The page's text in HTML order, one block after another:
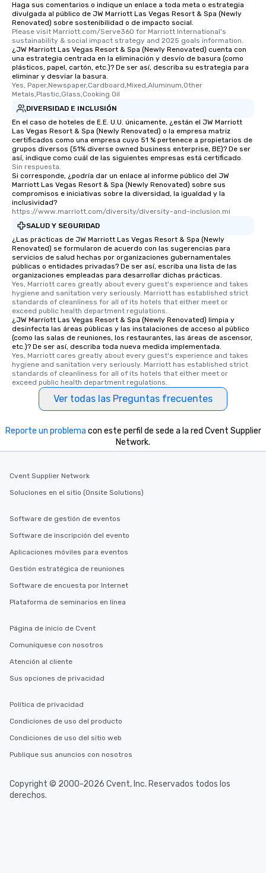
Haga sus comentarios o indique un enlace a toda meta o estrategia
divulgada al público de JW Marriott Las Vegas Resort & Spa (Newly
Renovated) sobre sostenibilidad o de impacto social.
Please visit Marriott.com/Serve360 for Marriott International's
sustainability & social impact strategy and 2025 goals information.
¿JW Marriott Las Vegas Resort & Spa (Newly Renovated) cuenta con
una estrategia centrada en la eliminación y desvío de basura (como
plásticos, papel, cartón, etc.)? De ser así, describa su estrategia para
eliminar y desviar la basura.
Yes, Paper,Newspaper,Cardboard,Mixed,Aluminum,Other
Metals,Plastic,Glass,Cooking Oil
DIVERSIDAD E INCLUSIÓN
En el caso de hoteles de E.E. U.U. únicamente, ¿están el JW Marriott
Las Vegas Resort & Spa (Newly Renovated) o la empresa matriz
certificados como una empresa cuyo 51 % pertenece a propietarios de
grupos diversos (51% diverse owned business enterprise, BE)? De ser
así, indique como cuál de las siguientes empresas está certificado.
Sin respuesta.
Si corresponde, ¿podría dar un enlace al informe público del JW
Marriott Las Vegas Resort & Spa (Newly Renovated) sobre sus
compromisos e iniciativas sobre la diversidad, la igualdad y la
inclusividad?
https://www.marriott.com/diversity/diversity-and-inclusion.mi
SALUD Y SEGURIDAD
¿Las prácticas de JW Marriott Las Vegas Resort & Spa (Newly
Renovated) se formularon de acuerdo con las sugerencias para
servicios de salud hechas por organizaciones gubernamentales
públicas o entidades privadas? De ser así, escriba una lista de las
organizaciones empleadas para desarrollar dichas prácticas.
Yes, Marriott cares greatly about every guest's experience and takes
hygiene and sanitation very seriously. Marriott has established strict
standards of cleanliness for all of its hotels that either meet or
exceed public health department regulations.
¿JW Marriott Las Vegas Resort & Spa (Newly Renovated) limpia y
desinfecta las áreas públicas y las instalaciones de acceso al público
(como las salas de reuniones, los restaurantes, las áreas de ascensor,
etc.)? De ser así, describa toda nueva medida implementada.
Yes, Marriott cares greatly about every guest's experience and takes
hygiene and sanitation very seriously. Marriott has established strict
standards of cleanliness for all of its hotels that either meet or
exceed public health department regulations.
Ver todas las Preguntas frecuentes
Reporte un problema con este perfil de sede a la red Cvent Supplier
Network.
Cvent Supplier Network
Soluciones en el sitio (Onsite Solutions)
Software de gestión de eventos
Software de inscripción del evento
Aplicaciones móviles para eventos
Gestión estratégica de reuniones
Software de encuesta por Internet
Plataforma de seminarios en línea
Página de inicio de Cvent
Comuníquese con nosotros
Atención al cliente
Sus opciones de privacidad
Política de privacidad
Condiciones de uso del producto
Condiciones de uso del sitio web
Publique sus anuncios con nosotros
Copyright © 2000-2026 Cvent, Inc. Reservados todos los
derechos.